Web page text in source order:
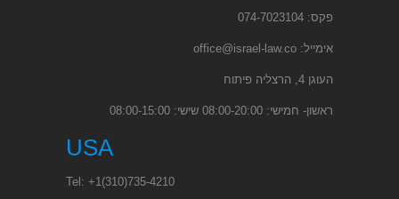
פקס: 074-7023104
אימייל: office@israel-law.co
העוגן 4, הרצליה פיתוח
ראשון- חמישי: 08:00-20:00 שישי: 08:00-15:00
USA
Tel: +1(310)735-4210